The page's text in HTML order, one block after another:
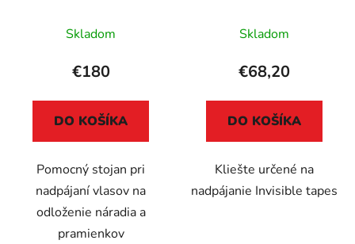
Skladom
€180
DO KOŠÍKA
Pomocný stojan pri
nadpájaní vlasov na
odloženie náradia a
pramienkov
Skladom
€68,20
DO KOŠÍKA
Kliešte určené na
nadpájanie Invisible tapes